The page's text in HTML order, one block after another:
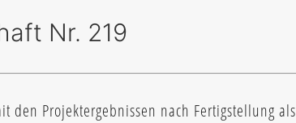
Nr. 219
den Projektergebnissen nach Fertigstellung als